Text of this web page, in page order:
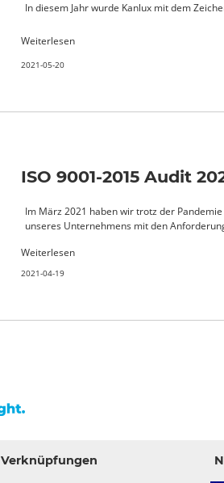
In diesem Jahr wurde Kanlux mit dem
Weiterlesen
2021-05-20
ISO 9001-2015 Audit
Im März 2021 haben wir trotz der
unseres Unternehmens mit den
Weiterlesen
2021-04-19
Verknüpfungen